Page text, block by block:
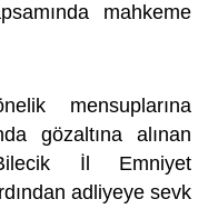
mahkeme
mensuplarına
gözaltına alınan
İl Emniyet
adliyeye sevk